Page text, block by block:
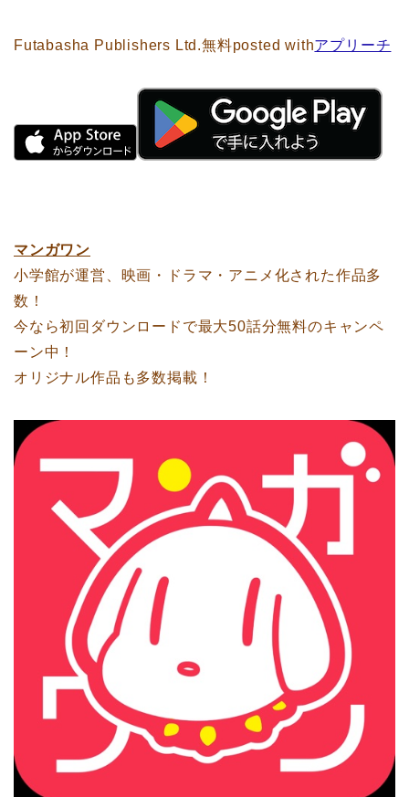
Futabasha Publishers Ltd.無料posted withアプリーチ
マンガワン
小学館が運営、映画・ドラマ・アニメ化された作品多
数！
今なら初回ダウンロードで最大50話分無料のキャンペ
ーン中！
オリジナル作品も多数掲載！